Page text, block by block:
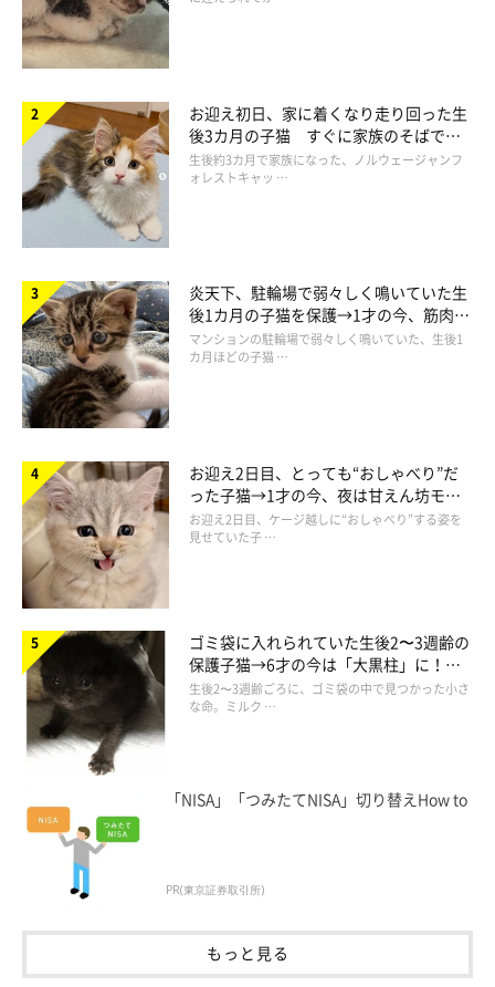
カメラ目線のめいちゃん。
@sabinekonyans
小窓からのぞく姿は黒猫に見えためいちゃんですが、実際はサビ
「黒猫みたいだなとか、目が映えててきれいだな」 と思ったそ
う。
「プリントされた猫の顔みたい」
こう話します。
飼い主さん：
「私自身はめいちゃんの顔に見慣れているせいか、投稿後にコメ
ントをいただくまで気づきませんでした（笑） たしかに薄目で
見ると、デフォルメされた猫の顔が貼ってあるみたいでおもしろ
お迎え初日、家に着くなり走り回った生
後3カ月の子猫 すぐに家族のそばで落
ち着く姿に「迎えてよかった」
生後約3カ月で家族になった、ノルウェージャンフ
ォレストキャッ …
炎天下、駐輪場で弱々しく鳴いていた生
後1カ月の子猫を保護→1才の今、筋肉質
でツンデレなコに成長
マンションの駐輪場で弱々しく鳴いていた、生後1
カ月ほどの子猫 …
お迎え2日目、とっても“おしゃべり”だ
った子猫→1才の今、夜は甘えん坊モー
ドになるコに成長！
お迎え2日目、ケージ越しに“おしゃべり”する姿を
見せていた子 …
ゴミ袋に入れられていた生後2〜3週齢の
保護子猫→6才の今は「大黒柱」に！
美しい黒猫に成長した姿にグッとくる
生後2〜3週齢ごろに、ゴミ袋の中で見つかった小さ
な命。ミルク …
「NISA」「つみたてNISA」切り替えHow to
PR(東京証券取引所)
もっと見る